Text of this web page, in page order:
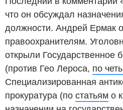
что он обсуждал
должности. Андрей Ермак
правоохранителям.
открыли Государственное
(против Гео Лероса, по
Специализированная
прокуратура (по статьям о